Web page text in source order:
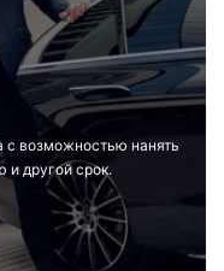
с возможностью нанять
и другой срок.